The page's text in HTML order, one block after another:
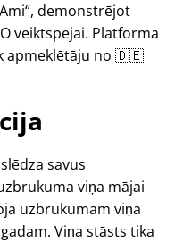
, demonstrējot
veiktspējai. Platforma
apmeklētāju no 🇩🇪
savus
viņa mājai
uzbrukumam viņa
Viņa stāsts tika